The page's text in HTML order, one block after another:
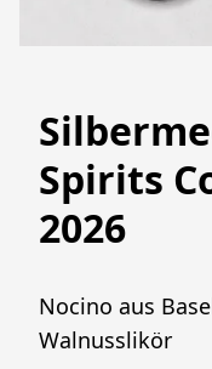
Spirits
2026
Nocino aus
Walnusslikör